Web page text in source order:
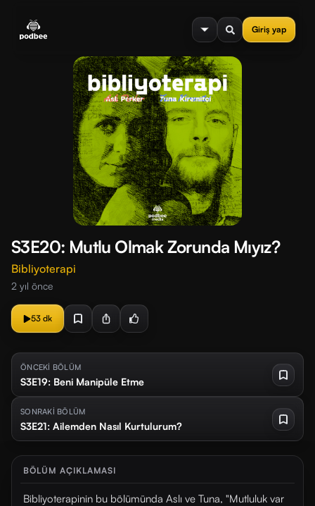
Giriş yap
menu
S3E20: Mutlu Olmak Zorunda Mıyız?
Bibliyoterapi
2 yıl önce
53 dk
ÖNCEKİ BÖLÜM
S3E19: Beni Manipüle Etme
SONRAKİ BÖLÜM
S3E21: Ailemden Nasıl Kurtulurum?
BÖLÜM AÇIKLAMASI
Bibliyoterapinin bu bölümünda Aslı ve Tuna, "Mutluluk var